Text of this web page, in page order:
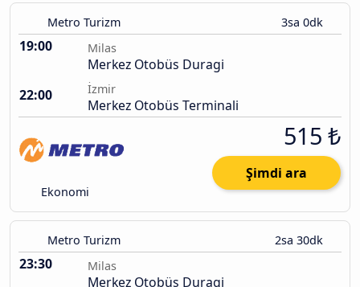
Metro Turizm 3sa 0dk
19:00 Milas
Merkez Otobüs Duragi
22:00
İzmir
Merkez Otobüs Terminali
Ekonomi
515 ₺
Şimdi ara
Metro Turizm 2sa 30dk
23:30 Milas
Merkez Otobüs Duragi